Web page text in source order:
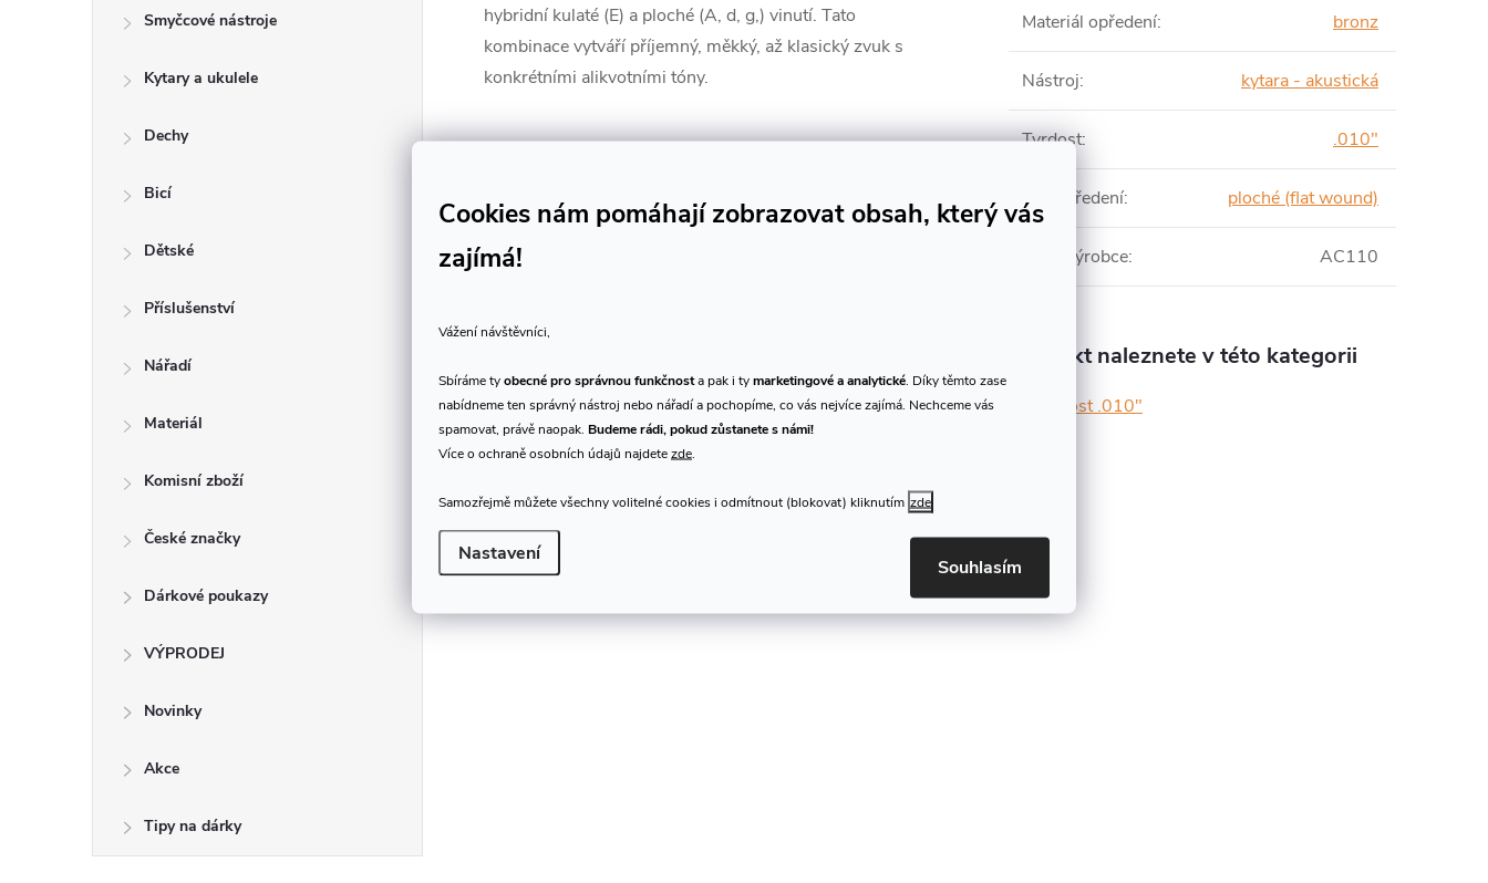
Cookies nám pomáhají zobrazovat obsah, který vás
zajímá!
Vážení návštěvníci,
Sbíráme tyobecné pro správnou funkčnosta pak i tymarketingové a analytické. Díky těmto zase
nabídneme ten správný nástroj nebo nářadí a pochopíme, co vás nejvíce zajímá. Nechceme vás
spamovat, právě naopak. Budeme rádi, pokud zůstanete s námi!
Více o ochraně osobních údajů najdetezde.
Samozřejmě můžete všechny volitelné cookies i odmítnout (blokovat) kliknutím zde
Nastavení
Souhlasím
Smyčcové nástroje
Kytary a ukulele
Dechy
Bicí
Dětské
Příslušenství
Nářadí
Materiál
Komisní zboží
České značky
Dárkové poukazy
VÝPRODEJ
Novinky
Akce
Tipy na dárky
hybridní kulaté (E) a ploché (A, d, g,) vinutí. Tato
kombinace vytváří příjemný, měkký, až klasický zvuk s
konkrétními alikvotními tóny.
Materiál opředení: bronz
Nástroj: kytara - akustická
Tvrdost: .010"
Typ opředení: ploché (flat wound)
Číslo výrobce: AC110
Produkt naleznete v této kategorii
tvrdost .010"